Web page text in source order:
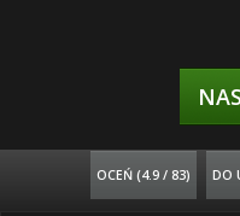
OCEŃ (4.9 / 83) DO